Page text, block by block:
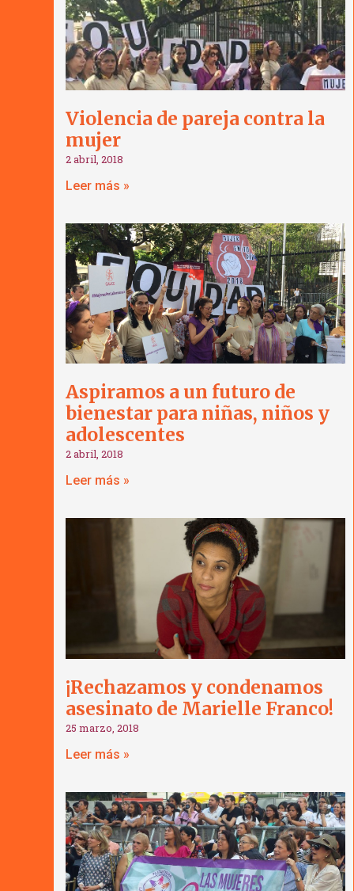
Violencia de pareja contra la
mujer
2 abril, 2018
Leer más »
Aspiramos a un futuro de
bienestar para niñas, niños y
adolescentes
2 abril, 2018
Leer más »
¡Rechazamos y condenamos
asesinato de Marielle Franco!
25 marzo, 2018
Leer más »